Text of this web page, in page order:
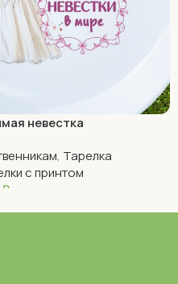
невестка
, Тарелка
с принтом
₽